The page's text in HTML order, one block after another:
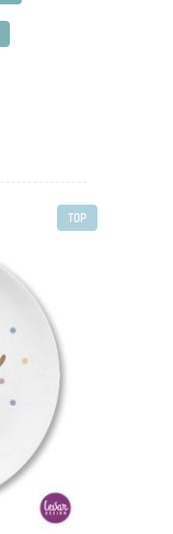
TOP